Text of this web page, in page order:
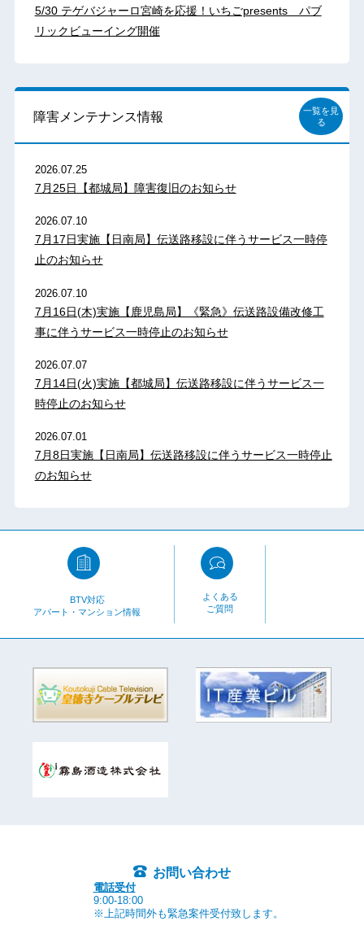
5/30 テゲバジャーロ宮崎を応援！いちごpresents パブ
リックビューイング開催
障害メンテナンス情報
一覧を見
る
2026.07.25
7月25日【都城局】障害復旧のお知らせ
2026.07.10
7月17日実施【日南局】伝送路移設に伴うサービス一時停
止のお知らせ
2026.07.10
7月16日(木)実施【鹿児島局】《緊急》伝送路設備改修工
事に伴うサービス一時停止のお知らせ
2026.07.07
7月14日(火)実施【都城局】伝送路移設に伴うサービス一
時停止のお知らせ
2026.07.01
7月8日実施【日南局】伝送路移設に伴うサービス一時停止
のお知らせ
BTV対応
アパート・マンション情報
よくある
ご質問
お問い合わせ
電話受付
9:00-18:00
※上記時間外も緊急案件受付致します。